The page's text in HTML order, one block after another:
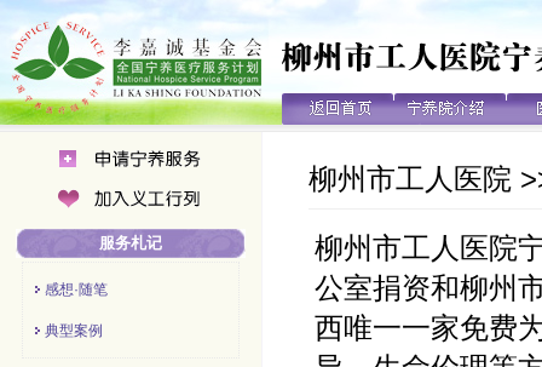
服务札记
感想·随笔
典型案例
柳州市工人医院
柳州市工人医院
公室捐资和柳州
西唯一一家免费